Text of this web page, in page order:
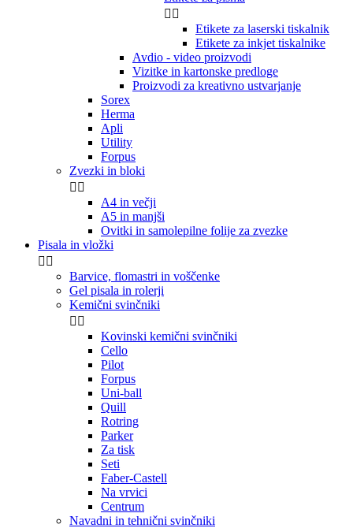
 
Etikete za laserski tiskalnik
Etikete za inkjet tiskalnike
Avdio - video proizvodi
Vizitke in kartonske predloge
Proizvodi za kreativno ustvarjanje
Sorex
Herma
Apli
Utility
Forpus
Zvezki in bloki
 
A4 in večji
A5 in manjši
Ovitki in samolepilne folije za zvezke
Pisala in vložki
 
Barvice, flomastri in voščenke
Gel pisala in rolerji
Kemični svinčniki
 
Kovinski kemični svinčniki
Cello
Pilot
Forpus
Uni-ball
Quill
Rotring
Parker
Za tisk
Seti
Faber-Castell
Na vrvici
Centrum
Navadni in tehnični svinčniki